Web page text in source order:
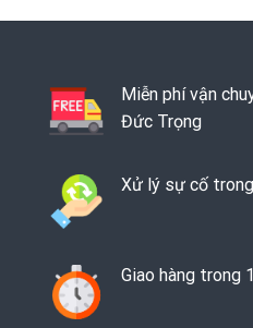
Miễn phí vận
Đức Trọng
Xử lý sự cố
Giao hàng trong